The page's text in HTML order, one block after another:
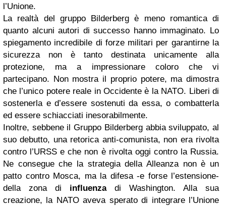
l’Unione.
La realtà del gruppo Bilderberg è meno romantica di
quanto alcuni autori di successo hanno immaginato. Lo
spiegamento incredibile di forze militari per garantirne la
sicurezza non è tanto destinata unicamente alla
protezione, ma a impressionare coloro che vi
partecipano. Non mostra il proprio potere, ma dimostra
che l’unico potere reale in Occidente è la NATO. Liberi di
sostenerla e d’essere sostenuti da essa, o combatterla
ed essere schiacciati inesorabilmente.
Inoltre, sebbene il Gruppo Bilderberg abbia sviluppato, al
suo debutto, una retorica anti-comunista, non era rivolta
contro l’URSS e che non è rivolta oggi contro la Russia.
Ne consegue che la strategia della Alleanza non è un
patto contro Mosca, ma la difesa -e forse l’estensione-
della zona di influenzadi Washington. Alla sua
creazione, la NATO aveva sperato di integrare l’Unione